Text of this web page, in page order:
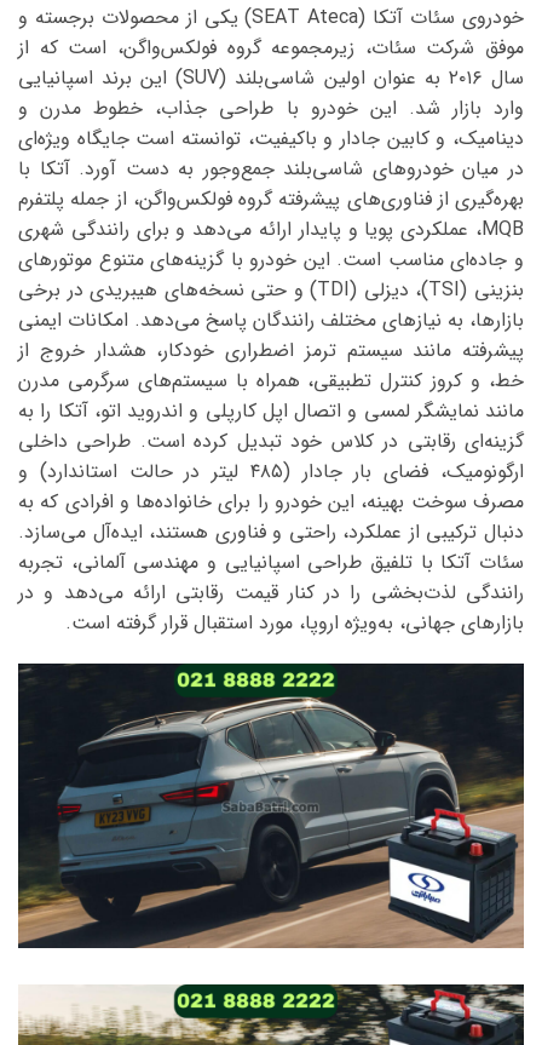
خودروی سئات آتکا (SEAT Ateca) یکی از محصولات برجسته و
موفق شرکت سئات، زیرمجموعه گروه فولکس‌واگن، است که از
سال ۲۰۱۶ به عنوان اولین شاسی‌بلند (SUV) این برند اسپانیایی
وارد بازار شد. این خودرو با طراحی جذاب، خطوط مدرن و
دینامیک، و کابین جادار و باکیفیت، توانسته است جایگاه ویژه‌ای
در میان خودروهای شاسی‌بلند جمع‌وجور به دست آورد. آتکا با
بهره‌گیری از فناوری‌های پیشرفته گروه فولکس‌واگن، از جمله پلتفرم
MQB، عملکردی پویا و پایدار ارائه می‌دهد و برای رانندگی شهری
و جاده‌ای مناسب است. این خودرو با گزینه‌های متنوع موتورهای
بنزینی (TSI)، دیزلی (TDI) و حتی نسخه‌های هیبریدی در برخی
بازارها، به نیازهای مختلف رانندگان پاسخ می‌دهد. امکانات ایمنی
پیشرفته مانند سیستم ترمز اضطراری خودکار، هشدار خروج از
خط، و کروز کنترل تطبیقی، همراه با سیستم‌های سرگرمی مدرن
مانند نمایشگر لمسی و اتصال اپل کارپلی و اندروید اتو، آتکا را به
گزینه‌ای رقابتی در کلاس خود تبدیل کرده است. طراحی داخلی
ارگونومیک، فضای بار جادار (۴۸۵ لیتر در حالت استاندارد) و
مصرف سوخت بهینه، این خودرو را برای خانواده‌ها و افرادی که به
دنبال ترکیبی از عملکرد، راحتی و فناوری هستند، ایده‌آل می‌سازد.
سئات آتکا با تلفیق طراحی اسپانیایی و مهندسی آلمانی، تجربه
رانندگی لذت‌بخشی را در کنار قیمت رقابتی ارائه می‌دهد و در
بازارهای جهانی، به‌ویژه اروپا، مورد استقبال قرار گرفته است.